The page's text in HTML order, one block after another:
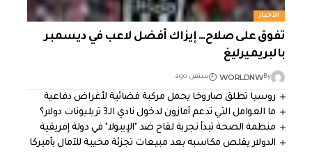
الأخبار
تفوق على صلاح… إيزاك أفضل لاعب في ديسمبر
بالبريميرليغ
By
WORLDNW سنتين ago
روسيا تطلق صاروخا يحمل مركبة فضائية لأغراض دفاعية
ما العوامل التي تدعم أمازون لدخول نادي الـ3 تريليونات دولار؟
منظمة الصحة تبدأ تجربة لقاح ضد "الإيبولا" في دولة إفريقية
الدولار يقلص مكاسبه بعد مبيعات تجزئة مخيبة للآمال بأميركا